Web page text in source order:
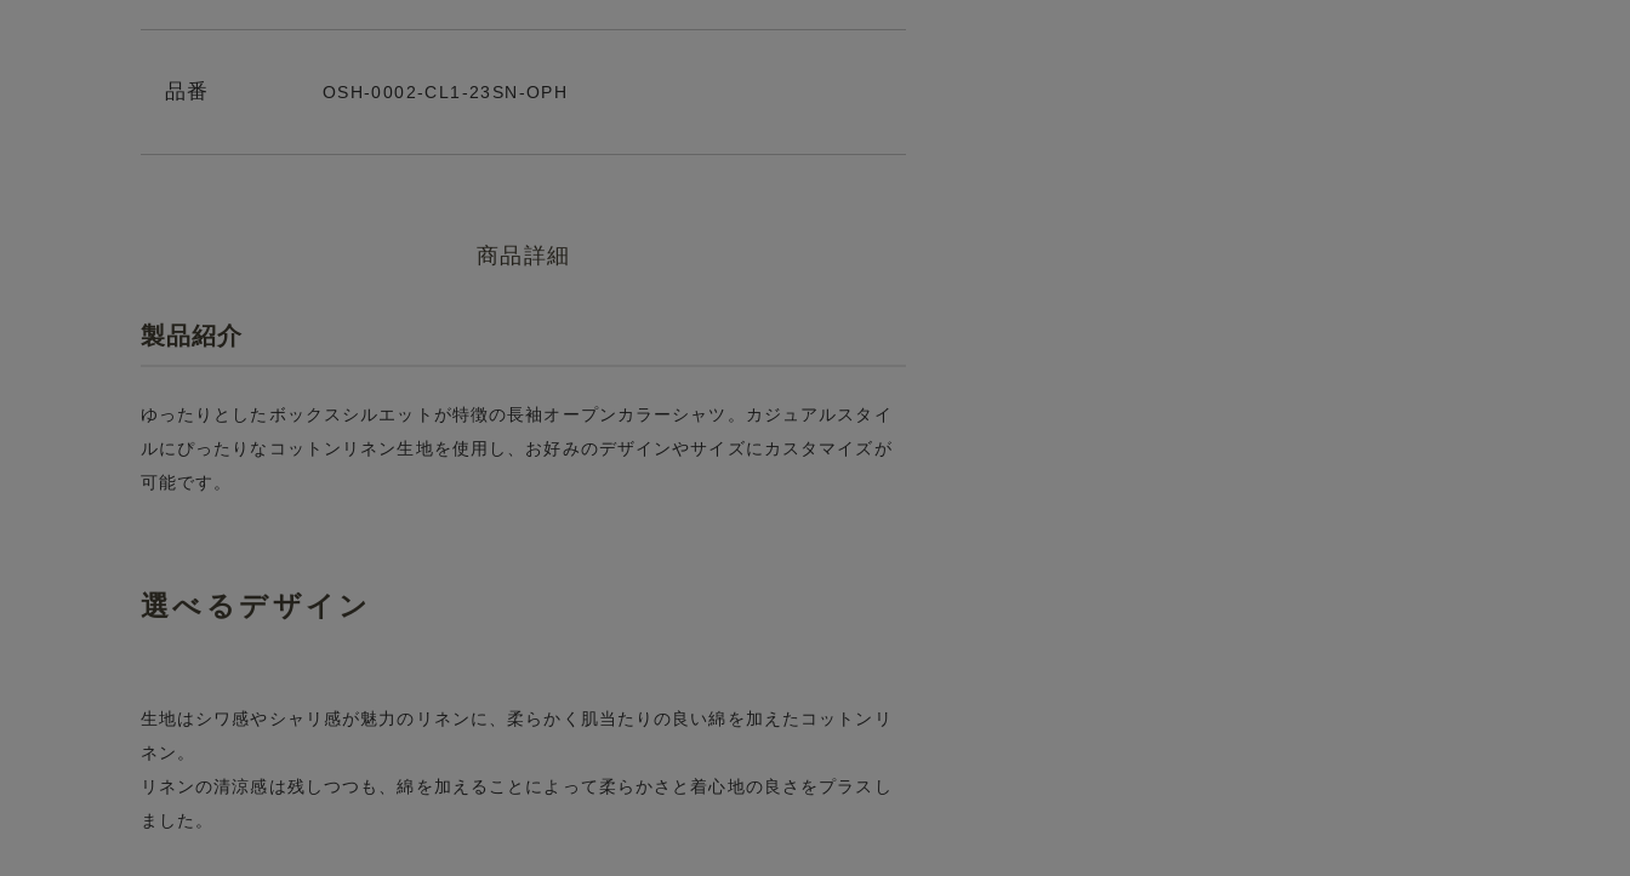
品番 OSH-0002-CL1-23SN-OPH
商品詳細
製品紹介
ゆったりとしたボックスシルエットが特徴の長袖オープンカラーシャツ。カジュアルスタイ
ルにぴったりなコットンリネン生地を使用し、お好みのデザインやサイズにカスタマイズが
可能です。
選べるデザイン
生地はシワ感やシャリ感が魅力のリネンに、柔らかく肌当たりの良い綿を加えたコットンリ
ネン。
リネンの清涼感は残しつつも、綿を加えることによって柔らかさと着心地の良さをプラスし
ました。